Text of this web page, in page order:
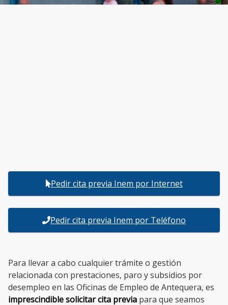
Pedir cita previa Inem por Internet
Pedir cita previa Inem por Teléfono
Para llevar a cabo cualquier trámite o gestión
relacionada con prestaciones, paro y subsidios por
desempleo en las Oficinas de Empleo de Antequera, es
imprescindible solicitar cita previa para que seamos